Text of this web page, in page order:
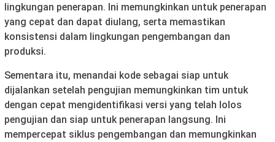
lingkungan penerapan. Ini memungkinkan untuk penerapan
yang cepat dan dapat diulang, serta memastikan
konsistensi dalam lingkungan pengembangan dan
produksi.
Sementara itu, menandai kode sebagai siap untuk
dijalankan setelah pengujian memungkinkan tim untuk
dengan cepat mengidentifikasi versi yang telah lolos
pengujian dan siap untuk penerapan langsung. Ini
mempercepat siklus pengembangan dan memungkinkan